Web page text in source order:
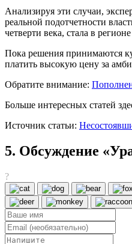
Анализируя эти случаи,
реальной подотчетности
четверти века, стала в
Пока решения принимаются
платить высокую цену за
Обратите внимание:
Больше интересных статей
Источник статьи:
5. Обсуждение
?